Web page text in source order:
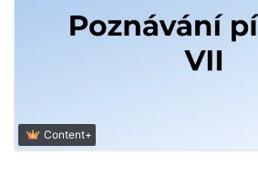
Content+